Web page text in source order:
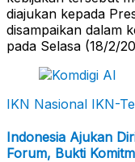
diajukan kepada
disampaikan dalam
pada Selasa (18/2/
IKN Nasional IKN-
Indonesia Ajukan
Forum, Bukti